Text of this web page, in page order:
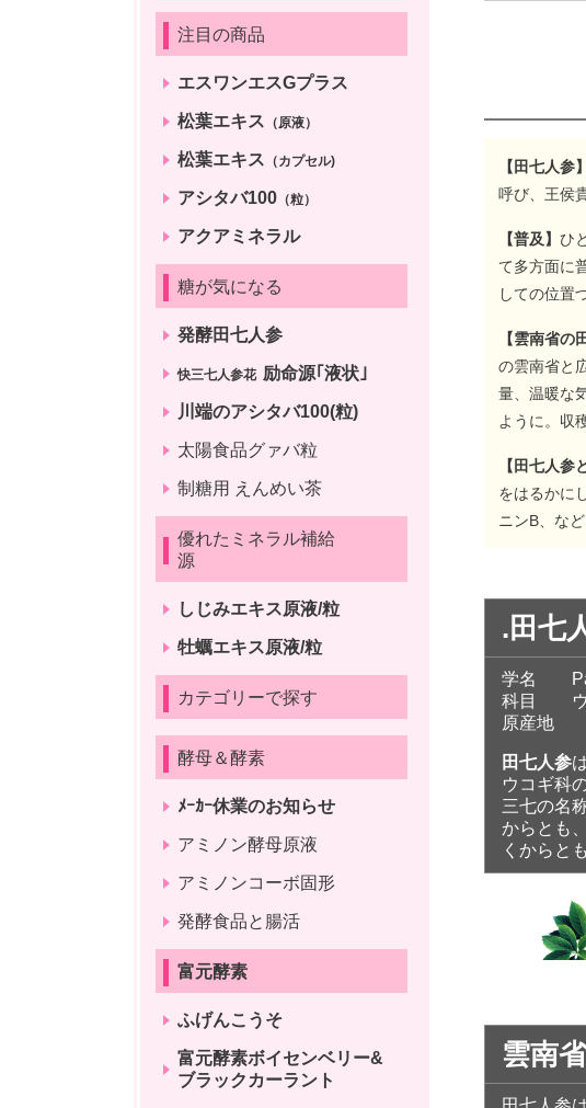
『
【田七人参】
呼び、王侯
【普及】 ひ
て多方面に
しての位置
【雲南省の
の雲南省と
量、温暖な
ように。収
【田七人参
をはるかに
ニンB、な
.田七
学名
科目 ウ
原産地
田七人参
ウコギ科
三七の名
からとも
くからと
雲南
注目の商品
エスワンエスGプラス
松葉エキス （原液）
松葉エキス （カプセル)
アシタバ100 （粒）
アクアミネラル
糖が気になる
発酵田七人参
快三七人参花 励命源｢液状｣
川端のアシタバ100(粒)
太陽食品グァバ粒
制糖用 えんめい茶
優れたミネラル補給
源
しじみエキス原液/粒
牡蠣エキス原液/粒
カテゴリーで探す
酵母＆酵素
ﾒｰｶｰ休業のお知らせ
アミノン酵母原液
アミノンコーボ固形
発酵食品と腸活
富元酵素
ふげんこうそ
富元酵素ボイセンベリー&
ブラックカーラント